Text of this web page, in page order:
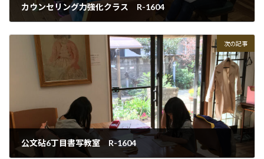
カウンセリング力強化クラス R-1604
次の記事
公文砧6丁目書写教室 R-1604